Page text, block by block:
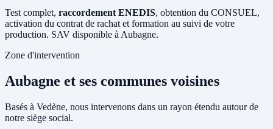
Test complet, raccordement ENEDIS, obtention du CONSUEL,
activation du contrat de rachat et formation au suivi de votre
production. SAV disponible à Aubagne.
Zone d'intervention
Aubagne et ses communes voisines
Basés à Vedène, nous intervenons dans un rayon étendu autour de
notre siège social.